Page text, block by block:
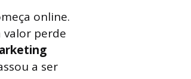
online.
valor perde
a ser